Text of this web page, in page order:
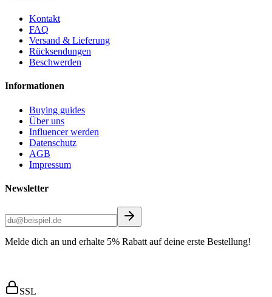
Kontakt
FAQ
Versand & Lieferung
Rücksendungen
Beschwerden
Informationen
Buying guides
Über uns
Influencer werden
Datenschutz
AGB
Impressum
Newsletter
Melde dich an und erhalte 5% Rabatt auf deine erste Bestellung!
SSL